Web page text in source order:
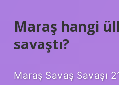
Maraş hangi
savaştı?
Maraş Savaş Savaşı